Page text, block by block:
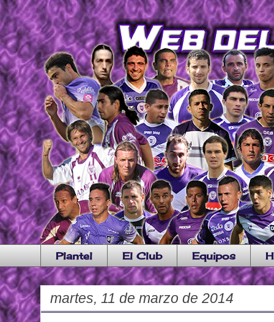
Plantel El Club Equipos
martes, 11 de marzo de 2014